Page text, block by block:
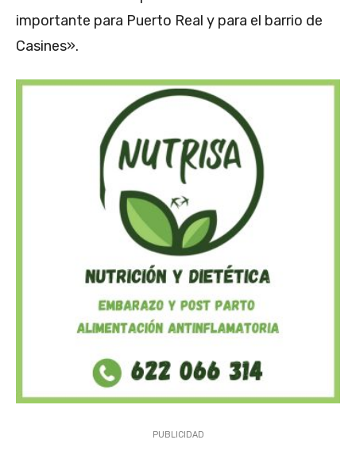
importante para Puerto Real y para el barrio de
Casines».
PUBLICIDAD